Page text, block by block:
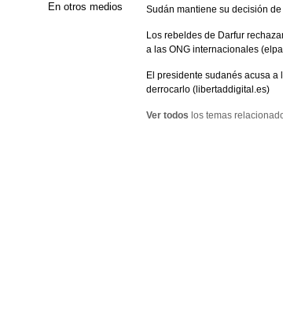
En otros medios Sudán mantiene su decisión
Los rebeldes de Darfur
a las ONG internacionales
El presidente sudanés acusa
derrocarlo (libertaddigital.es)
Ver todos los temas